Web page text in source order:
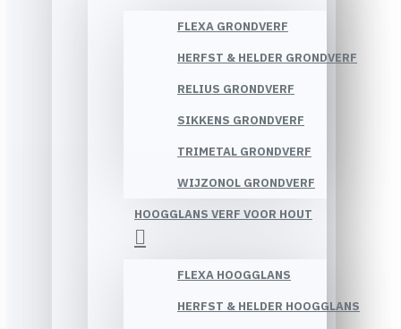
FLEXA GRONDVERF
HERFST & HELDER GRONDVERF
RELIUS GRONDVERF
SIKKENS GRONDVERF
TRIMETAL GRONDVERF
WIJZONOL GRONDVERF
HOOGGLANS VERF VOOR HOUT
FLEXA HOOGGLANS
HERFST & HELDER HOOGGLANS